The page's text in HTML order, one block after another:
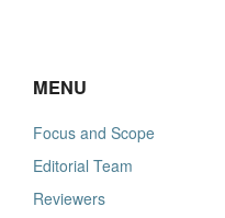
MENU
Focus and Scope
Editorial Team
Reviewers